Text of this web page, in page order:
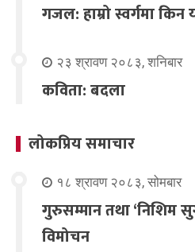
गजल: हाम्रो स्वर्गमा
२३ श्रावण २०८३, शनिबार
कविता: बदला
लोकप्रिय समाचार
१८ श्रावण २०८३, सोमबार
गुरुसम्मान तथा ‘निशिम
विमोचन